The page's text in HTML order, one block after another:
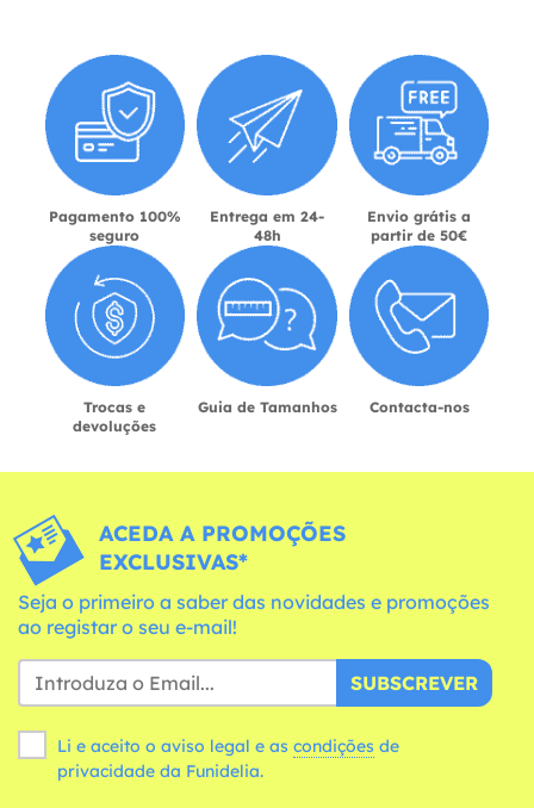
Pagamento 100%
seguro
Entrega em 24-
48h
Envio grátis a
partir de 50€
Trocas e
devoluções
Guia de Tamanhos Contacta-nos
ACEDA A PROMOÇÕES
EXCLUSIVAS*
Seja o primeiro a saber das novidades e promoções
ao registar o seu e-mail!
SUBSCREVER
Li e aceito o aviso legal e as condições
privacidade da Funidelia.